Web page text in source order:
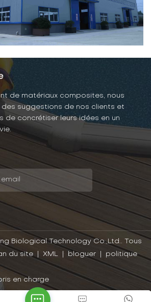
de matériaux composites, nous
suggestions de nos clients et
de concrétiser leurs idées en un
Biological Technology Co.,Ltd.. Tous
du site XML bloguer
politique
en charge